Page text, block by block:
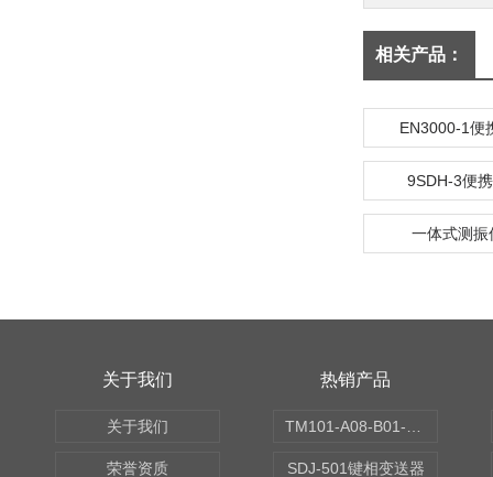
相关产品：
EN3000-1便
9SDH-3便
一体式测振
关于我们
关于我们
荣誉资质
热销产品
SDJ-501键相变送器